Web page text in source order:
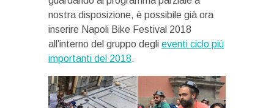
nostra disposizione, è possibile già ora
inserire Napoli Bike Festival 2018
all’interno del gruppo degli eventi ciclo più
importanti del 2018.